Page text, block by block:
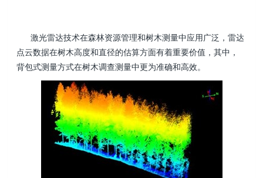
激光雷达技术在森林资源管理和树木测量中应用广泛，雷达
点云数据在树木高度和直径的估算方面有着重要价值，其中，
背包式测量方式在树木调查测量中更为准确和高效。